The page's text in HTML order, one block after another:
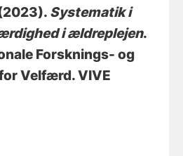
Systematik i
i ældreplejen.
Forsknings- og
Velfærd. VIVE